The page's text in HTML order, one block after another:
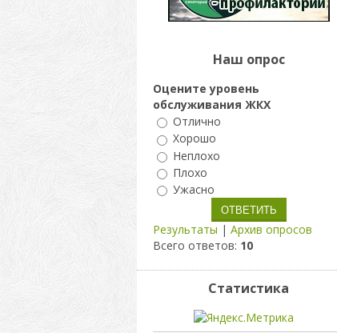
Наш опрос
Оцените уровень
обслуживания ЖКХ
Отлично
Хорошо
Неплохо
Плохо
Ужасно
Результаты | Архив опросов
Всего ответов: 10
Статистика